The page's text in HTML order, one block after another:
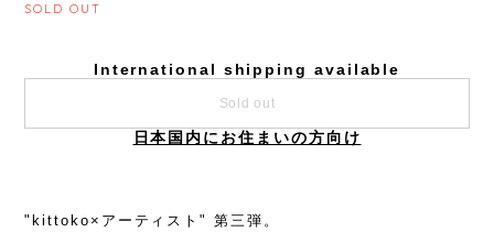
SOLD OUT
International shipping available
Sold out
日本国内にお住まいの方向け
"kittoko×アーティスト" 第三弾。